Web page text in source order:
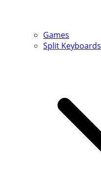
Games
Split Keyboards